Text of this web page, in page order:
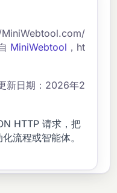
MiniWebtool ，ht
新日期：2026年2
HTTP 请求，把
流程或智能体。